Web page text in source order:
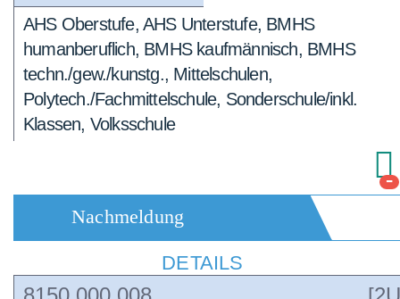
AHS Oberstufe, AHS Unterstufe, BMHS
humanberuflich, BMHS kaufmännisch, BMHS
techn./gew./kunstg., Mittelschulen,
Polytech./Fachmittelschule, Sonderschule/inkl.
Klassen, Volksschule
-
Nachmeldung
DETAILS